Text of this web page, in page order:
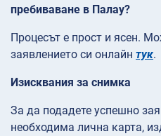
пребиваване в Палау?
Процесът е прост и ясен.
заявлението си онлайн тук.
Изисквания за снимка
За да подадете успешно
необходима лична карта,